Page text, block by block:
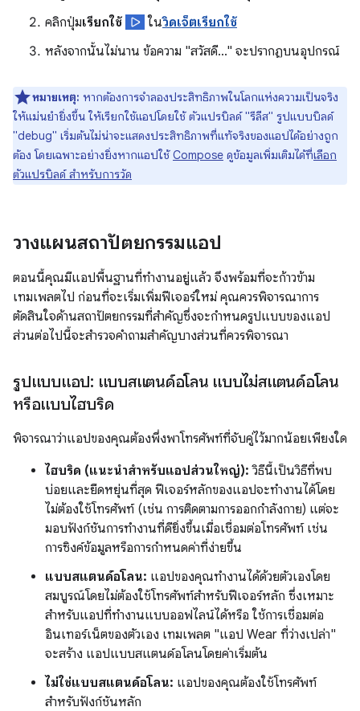
คลิกปุ่มเรียกใช้ ในวิดเจ็ตเรียกใช้
หลังจากนั้นไม่นาน ข้อความ "สวัสดี..." จะปรากฏบนอุปกรณ์
หมายเหตุ: หากต้องการจำลองประสิทธิภาพในโลกแห่งความเป็นจริง
ให้แม่นยำยิ่งขึ้น ให้เรียกใช้แอปโดยใช้ ตัวแปรบิลด์ "รีลีส" รูปแบบบิลด์
"debug" เริ่มต้นไม่น่าจะแสดงประสิทธิภาพที่แท้จริงของแอปได้อย่างถูก
ต้อง โดยเฉพาะอย่างยิ่งหากแอปใช้Compose ดูข้อมูลเพิ่มเติมได้ที่เลือก
ตัวแปรบิลด์ สำหรับการวัด
วางแผนสถาปัตยกรรมแอป
ตอนนี้คุณมีแอปพื้นฐานที่ทำงานอยู่แล้ว จึงพร้อมที่จะก้าวข้าม
เทมเพลตไป ก่อนที่จะเริ่มเพิ่มฟีเจอร์ใหม่ คุณควรพิจารณาการ
ตัดสินใจด้านสถาปัตยกรรมที่สำคัญซึ่งจะกำหนดรูปแบบของแอป
ส่วนต่อไปนี้จะสำรวจคำถามสำคัญบางส่วนที่ควรพิจารณา
รูปแบบแอป: แบบสแตนด์อโลน แบบไม่สแตนด์อโลน
หรือแบบไฮบริด
พิจารณาว่าแอปของคุณต้องพึ่งพาโทรศัพท์ที่จับคู่ไว้มากน้อยเพียงใด
ไฮบริด (แนะนำสำหรับแอปส่วนใหญ่): วิธีนี้เป็นวิธีที่พบ
บ่อยและยืดหยุ่นที่สุด ฟีเจอร์หลักของแอปจะทำงานได้โดย
ไม่ต้องใช้โทรศัพท์ (เช่น การติดตามการออกกำลังกาย) แต่จะ
มอบฟังก์ชันการทำงานที่ดียิ่งขึ้นเมื่อเชื่อมต่อโทรศัพท์ เช่น
การซิงค์ข้อมูลหรือการกำหนดค่าที่ง่ายขึ้น
แบบสแตนด์อโลน: แอปของคุณทำงานได้ด้วยตัวเองโดย
สมบูรณ์โดยไม่ต้องใช้โทรศัพท์สำหรับฟีเจอร์หลัก ซึ่งเหมาะ
สำหรับแอปที่ทำงานแบบออฟไลน์ได้หรือ ใช้การเชื่อมต่อ
อินเทอร์เน็ตของตัวเอง เทมเพลต "แอป Wear ที่ว่างเปล่า"
จะสร้าง แอปแบบสแตนด์อโลนโดยค่าเริ่มต้น
ไม่ใช่แบบสแตนด์อโลน: แอปของคุณต้องใช้โทรศัพท์
สำหรับฟังก์ชันหลัก